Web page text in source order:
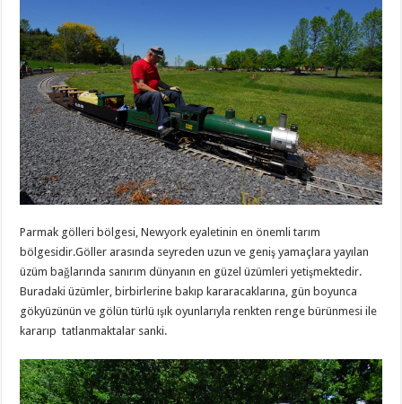
Parmak gölleri bölgesi, Newyork eyaletinin en önemli tarım
bölgesidir.Göller arasında seyreden uzun ve geniş yamaçlara yayılan
üzüm bağlarında sanırım dünyanın en güzel üzümleri yetişmektedir.
Buradaki üzümler, birbirlerine bakıp kararacaklarına, gün boyunca
gökyüzünün ve gölün türlü ışık oyunlarıyla renkten renge bürünmesi ile
kararıp tatlanmaktalar sanki.